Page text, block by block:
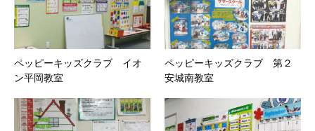
ペッピーキッズクラブ イオ
ン平岡教室
ペッピーキッズクラブ 第２
安城南教室